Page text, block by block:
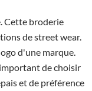
Cette broderie
de street wear.
d'une marque.
de choisir
et de préférence